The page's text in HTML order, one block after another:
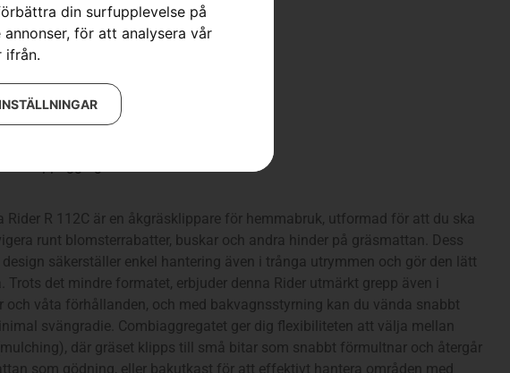
din surfupplevelse på
för att analysera vår
ifrån.
R 112C
Åkgräsklippare
kr
Rider R 112C är en åkgräsklippare för hemmabruk, utformad för att du ska
runt blomsterrabatter, buskar och andra hinder på gräsmattan. Dess
säkerställer enkel hantering även i trånga utrymmen och gör den lätt
Trots det mindre formatet, erbjuder denna Rider utmärkt grepp även i
och våta förhållanden, och med bakvagnsstyrning kan du vända snabbt
svängradie. Combiaggregatet ger dig flexibiliteten att välja mellan
där gräset klipps till små bitar som snabbt förmultnar och återgår
som gödning, eller bakutkast för att effektivt hantera områden med